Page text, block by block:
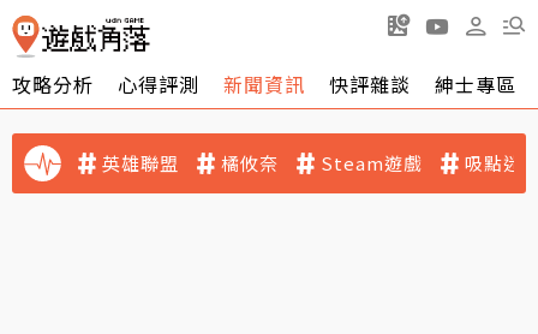
攻略分析 心得評測 新聞資訊 快評雜談 紳士專區
英雄聯盟 橘攸奈 Steam遊戲 吸點迷